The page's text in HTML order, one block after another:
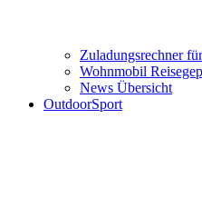
Zuladungsrechner
Wohnmobil
News Übersicht
OutdoorSport